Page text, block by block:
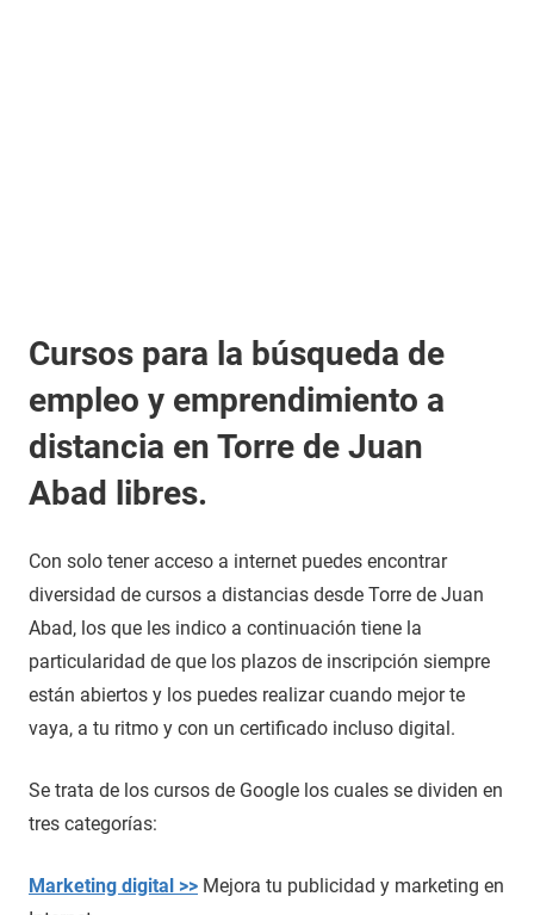
Cursos para la búsqueda de
empleo y emprendimiento a
distancia en Torre de Juan
Abad libres.
Con solo tener acceso a internet puedes encontrar
diversidad de cursos a distancias desde Torre de Juan
Abad, los que les indico a continuación tiene la
particularidad de que los plazos de inscripción siempre
están abiertos y los puedes realizar cuando mejor te
vaya, a tu ritmo y con un certificado incluso digital.
Se trata de los cursos de Google los cuales se dividen en
tres categorías:
Marketing digital >> Mejora tu publicidad y marketing en